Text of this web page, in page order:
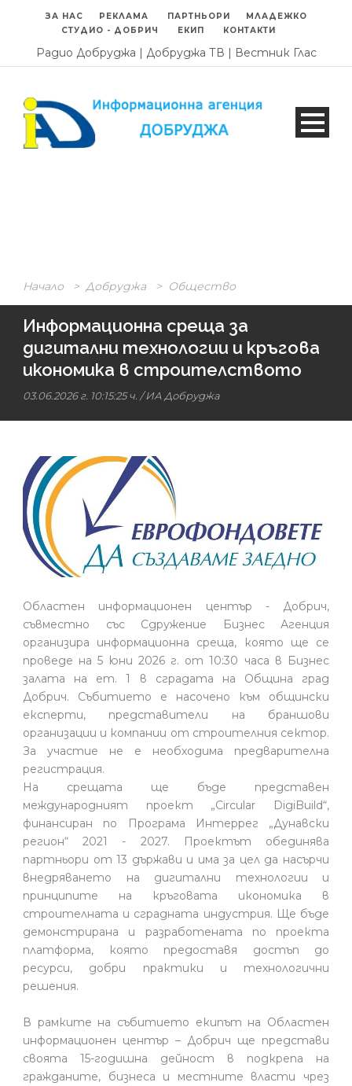
ЗА НАС РЕКЛАМА ПАРТНЬОРИ
МЛАДЕЖКО
СТУДИО - ДОБРИЧ
ЕКИП КОНТАКТИ
Радио Добруджа | Добруджа ТВ | Вестник Глас
Начало > Добруджа > Общество
Информационна среща за
дигитални технологии и кръгова
икономика в строителството
03.06.2026 г. 10:15:25 ч. /ИА Добруджа
Областен информационен център - Добрич,
съвместно със Сдружение Бизнес Агенция
организира информационна среща, която ще се
проведе на 5 юни 2026 г. от 10:30 часа в Бизнес
залата на ет. 1 в сградата на Община град
Добрич. Събитието е насочено към общински
експерти, представители на браншови
организации и компании от строителния сектор.
За участие не е необходима предварителна
регистрация.
На срещата ще бъде представен
международният проект „Circular DigiBuild“,
финансиран по Програма Интеррег „Дунавски
регион“ 2021 - 2027. Проектът обединява
партньори от 13 държави и има за цел да насърчи
внедряването на дигитални технологии и
принципите на кръговата икономика в
строителната и сградната индустрия. Ще бъде
демонстрирана и разработената по проекта
платформа, която предоставя достъп до
ресурси, добри практики и технологични
решения.
В рамките на събитието екипът на Областен
информационен център – Добрич ще представи
своята 15-годишна дейност в подкрепа на
гражданите, бизнеса и местните власти чрез